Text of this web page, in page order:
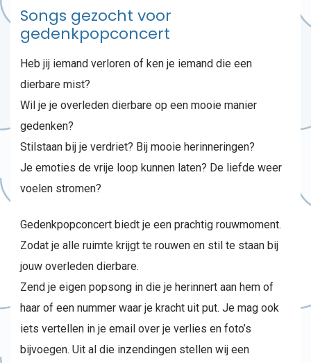
Songs gezocht voor
gedenkpopconcert
Heb jij iemand verloren of ken je iemand die een
dierbare mist?
Wil je je overleden dierbare op een mooie manier
gedenken?
Stilstaan bij je verdriet? Bij mooie herinneringen?
Je emoties de vrije loop kunnen laten? De liefde weer
voelen stromen?
Gedenkpopconcert biedt je een prachtig rouwmoment.
Zodat je alle ruimte krijgt te rouwen en stil te staan bij
jouw overleden dierbare.
Zend je eigen popsong in die je herinnert aan hem of
haar of een nummer waar je kracht uit put. Je mag ook
iets vertellen in je email over je verlies en foto’s
bijvoegen. Uit al die inzendingen stellen wij een